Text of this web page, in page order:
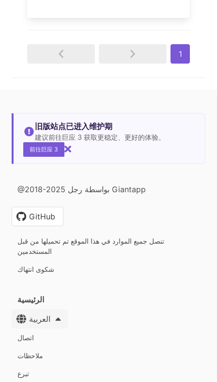
1
旧版站点已进入维护期
建议前往巨应 3 获取更稳定、更好的体验。
前往巨应 3
@2018-2025 بواسطة رجل Giantapp
GitHub
تنصل جميع الموارد في هذا الموقع تم تحميلها من قبل
المستخدمين
شكوى انتهاك
الرئيسية
العربية
اتصال
ملاحظات
تبرع